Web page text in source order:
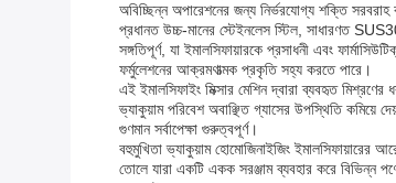
অবিচ্ছিন্ন অপারেশনের জন্য নির্ভরযোগ্য শক্তি সরবরাহ
প্রধানত উচ্চ-মানের স্টেইনলেস স্টিল, সাধারণত
সঙ্গতিপূর্ণ, যা ইমালসিফায়ারকে প্রসাধনী এবং
ফর্মুলেশনের আক্রমণাত্মক প্রকৃতি সহ্য করতে পারে।
এই ইমালসিফাইং মিক্সার মেশিন দ্বারা ব্যবহৃত
ভ্যাকুয়াম পরিবেশ অবাঞ্ছিত গ্যাসের উপস্থিতি কমিয়ে
গুণমান সর্বাপেক্ষা গুরুত্বপূর্ণ।
বহুমুখিতা ভ্যাকুয়াম হোমোজিনাইজিং ইমালসিফায়ারের
তোলে যারা একটি একক সরঞ্জাম ব্যবহার করে বিভিন্ন